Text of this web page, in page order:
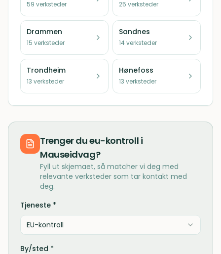
59 verksteder 25 verksteder
Drammen
15 verksteder
Sandnes
14verksteder
Trondheim
13 verksteder
Hønefoss
13 verksteder
Trenger dueu-kontroll i
Mauseidvag?
Fyll ut skjemaet, så matcher vi deg med
relevante verksteder som tar kontakt med
deg.
Tjeneste *
EU-kontroll
By/sted *